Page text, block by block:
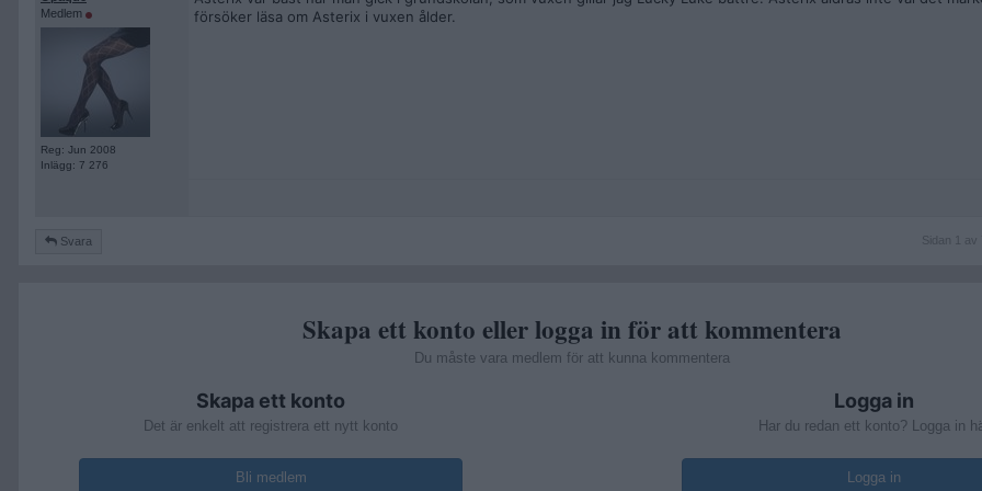
Medlem
Reg: Jun 2008
Inlägg: 7 276
försöker läsa om Asterix i vuxen ålder.
Svara
Sidan
Sidan 1 av 7
Skapa ett konto eller logga in för att kommentera
Du måste vara medlem för att kunna kommentera
Skapa ett konto
Det är enkelt att registrera ett nytt konto
Bli medlem
Logga in
Har du redan ett konto? Logga in
Logga in